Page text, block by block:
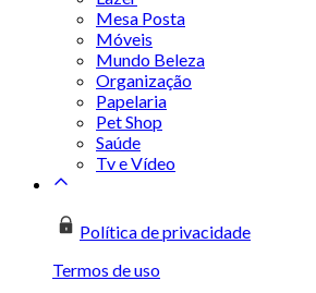
Mesa Posta
Móveis
Mundo Beleza
Organização
Papelaria
Pet Shop
Saúde
Tv e Vídeo
Política de privacidade
Termos de uso